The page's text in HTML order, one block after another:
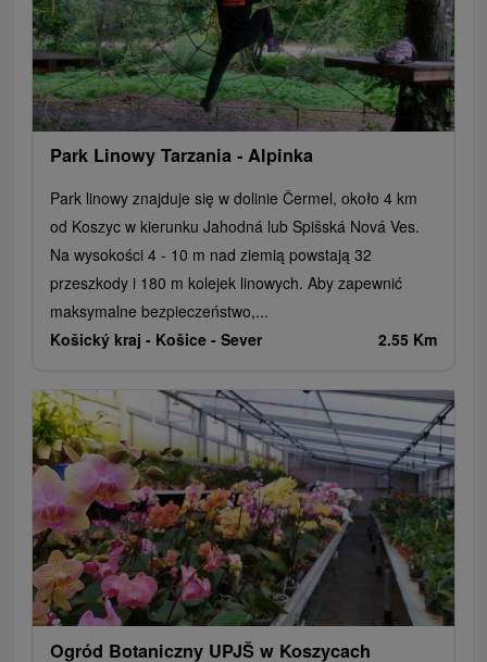
Park Linowy Tarzania - Alpinka
Park linowy znajduje się w dolinie Čermel, około 4 km
od Koszyc w kierunku Jahodná lub Spišská Nová Ves.
Na wysokości 4 - 10 m nad ziemią powstają 32
przeszkody i 180 m kolejek linowych. Aby zapewnić
maksymalne bezpieczeństwo,...
Košický kraj - Košice - Sever 2.55 Km
Ogród Botaniczny UPJŠ w Koszycach